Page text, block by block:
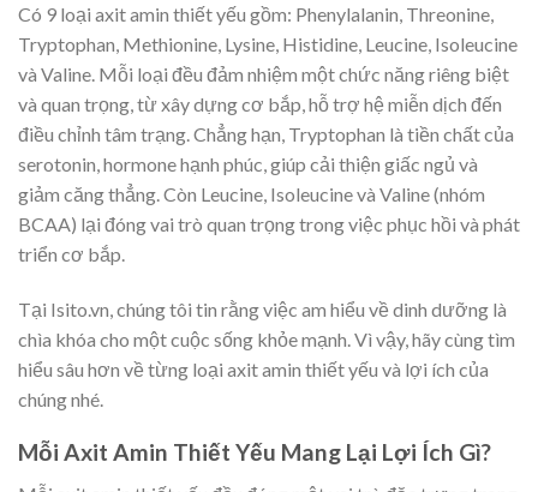
Có 9 loại axit amin thiết yếu gồm: Phenylalanin, Threonine,
Tryptophan, Methionine, Lysine, Histidine, Leucine, Isoleucine
và Valine. Mỗi loại đều đảm nhiệm một chức năng riêng biệt
và quan trọng, từ xây dựng cơ bắp, hỗ trợ hệ miễn dịch đến
điều chỉnh tâm trạng. Chẳng hạn, Tryptophan là tiền chất của
serotonin, hormone hạnh phúc, giúp cải thiện giấc ngủ và
giảm căng thẳng. Còn Leucine, Isoleucine và Valine (nhóm
BCAA) lại đóng vai trò quan trọng trong việc phục hồi và phát
triển cơ bắp.
Tại Isito.vn, chúng tôi tin rằng việc am hiểu về dinh dưỡng là
chìa khóa cho một cuộc sống khỏe mạnh. Vì vậy, hãy cùng tìm
hiểu sâu hơn về từng loại axit amin thiết yếu và lợi ích của
chúng nhé.
Mỗi Axit Amin Thiết Yếu Mang Lại Lợi Ích Gì?